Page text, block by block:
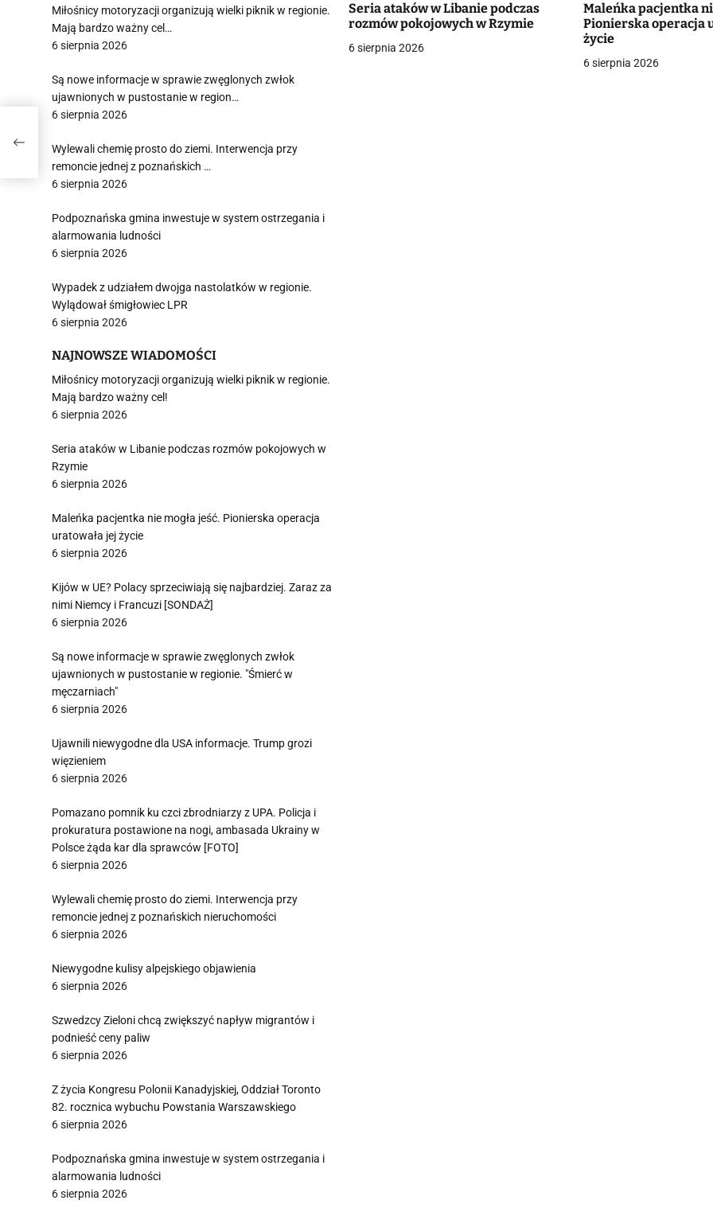
g
a
Seria ataków w Libanie podczas
rozmów pokojowych w Rzymie
6 sierpnia 2026
Maleńka pacjentka
Pionierska operacja
życie
6 sierpnia 2026
Miłośnicy motoryzacji organizują wielki piknik w regionie.
Mają bardzo ważny cel…
6 sierpnia 2026
Są nowe informacje w sprawie zwęglonych zwłok
ujawnionych w pustostanie w region…
6 sierpnia 2026
Wylewali chemię prosto do ziemi. Interwencja przy
remoncie jednej z poznańskich …
6 sierpnia 2026
Podpoznańska gmina inwestuje w system ostrzegania i
alarmowania ludności
6 sierpnia 2026
Wypadek z udziałem dwojga nastolatków w regionie.
Wylądował śmigłowiec LPR
6 sierpnia 2026
NAJNOWSZE WIADOMOŚCI
Miłośnicy motoryzacji organizują wielki piknik w regionie.
Mają bardzo ważny cel!
6 sierpnia 2026
Seria ataków w Libanie podczas rozmów pokojowych w
Rzymie
6 sierpnia 2026
Maleńka pacjentka nie mogła jeść. Pionierska operacja
uratowała jej życie
6 sierpnia 2026
Kijów w UE? Polacy sprzeciwiają się najbardziej. Zaraz za
nimi Niemcy i Francuzi [SONDAŻ]
6 sierpnia 2026
Są nowe informacje w sprawie zwęglonych zwłok
ujawnionych w pustostanie w regionie. "Śmierć w
męczarniach"
6 sierpnia 2026
Ujawnili niewygodne dla USA informacje. Trump grozi
więzieniem
6 sierpnia 2026
Pomazano pomnik ku czci zbrodniarzy z UPA. Policja i
prokuratura postawione na nogi, ambasada Ukrainy w
Polsce żąda kar dla sprawców [FOTO]
6 sierpnia 2026
Wylewali chemię prosto do ziemi. Interwencja przy
remoncie jednej z poznańskich nieruchomości
6 sierpnia 2026
Niewygodne kulisy alpejskiego objawienia
6 sierpnia 2026
Szwedzcy Zieloni chcą zwiększyć napływ migrantów i
podnieść ceny paliw
6 sierpnia 2026
Z życia Kongresu Polonii Kanadyjskiej, Oddział Toronto
82. rocznica wybuchu Powstania Warszawskiego
6 sierpnia 2026
Podpoznańska gmina inwestuje w system ostrzegania i
alarmowania ludności
6 sierpnia 2026